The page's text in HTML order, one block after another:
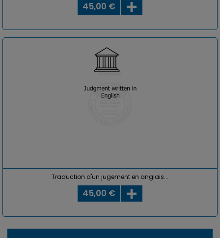
45,00 €
Traduction d'un jugement en anglais...
45,00 €